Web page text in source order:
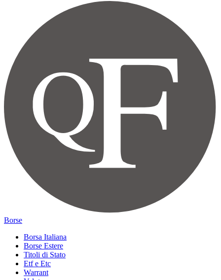
Borse
Borsa Italiana
Borse Estere
Titoli di Stato
Etf e Etc
Warrant